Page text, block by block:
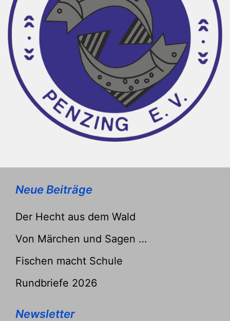
Neue Beiträge
Der Hecht aus dem Wald
Von Märchen und Sagen …
Fischen macht Schule
Rundbriefe 2026
Newsletter